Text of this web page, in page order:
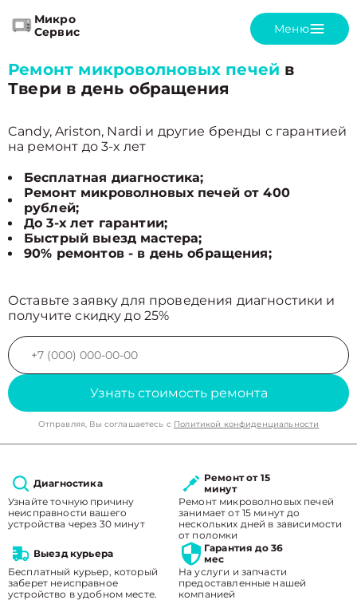
Микро
Сервис
Меню
Ремонт микроволновых печей в
Твери в день обращения
Candy, Ariston, Nardi и другие бренды с гарантией
на ремонт до 3-х лет
Бесплатная диагностика;
Ремонт микроволновых печей от 400
рублей;
До 3-х лет гарантии;
Быстрый выезд мастера;
90% ремонтов - в день обращения;
Оставьте заявку для проведения диагностики и
получите скидку до 25%
Узнать стоимость ремонта
Отправляя, Вы соглашаетесь с Политикой конфиденциальности
Диагностика
Узнайте точную причину
неисправности вашего
устройства через 30 минут
Ремонт от 15
минут
Ремонт микроволновых печей
занимает от 15 минут до
нескольких дней в зависимости
от поломки
Выезд курьера
Бесплатный курьер, который
заберет неисправное
устройство в удобном месте.
Гарантия до 36
мес
На услуги и запчасти
предоставленные нашей
компанией